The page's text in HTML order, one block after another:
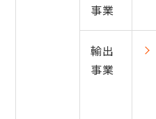
事業
輸出
事業